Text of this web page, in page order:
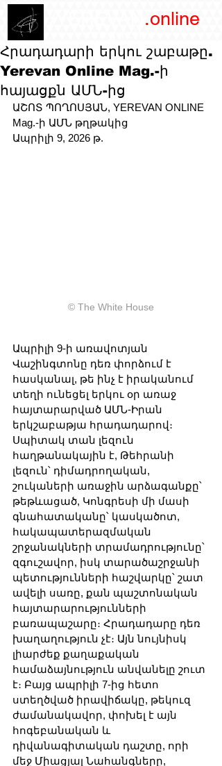
.online
Հրադադարի երկու շաբաթը.
Yerevan Online Mag.-ի
հայացքն ԱՄՆ-ից
ԱՇՈՏ ՊՈՂՈՍՅԱՆ, YEREVAN ONLINE
Mag.-ի ԱՄՆ թղթակից
Ապրիլի 9, 2026 թ.
© The White House
Ապրիլի 9-ի առավոտյան
Վաշինգտոնը դեռ փորձում է
հասկանալ, թե ինչ է իրականում
տեղի ունեցել երկու օր առաջ
հայտարարված ԱՄՆ-Իրան
երկշաբաթյա հրադադարով։
Սպիտակ տան լեզուն
հաղթանակային է, Թեհրանի
լեզուն՝ դիմադրողական,
շուկաների առաջին արձագանքը՝
թեթևացած, Կոնգրեսի մի մասի
գնահատականը՝ կասկածոտ,
հակապատերազմական
շրջանակների տրամադրությունը՝
զգուշավոր, իսկ տարածաշրջանի
պետությունների հաշվարկը՝ շատ
ավելի սառը, քան պաշտոնական
հայտարարությունների
բառապաշարը։ Հրադադարը դեռ
խաղաղություն չէ։ Այն նույնիսկ
լիարժեք քաղաքական
համաձայնություն անվանելը շուտ
է։ Բայց ապրիլի 7-ից հետո
ստեղծված իրավիճակը, թեկուզ
ժամանակավոր, փոխել է այն
հոգեբանական և
դիվանագիտական դաշտը, որի
մեջ Միացյալ Նահանգները,